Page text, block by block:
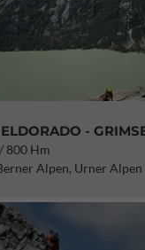
-
800 Hm
Alpen, Urner Alpen